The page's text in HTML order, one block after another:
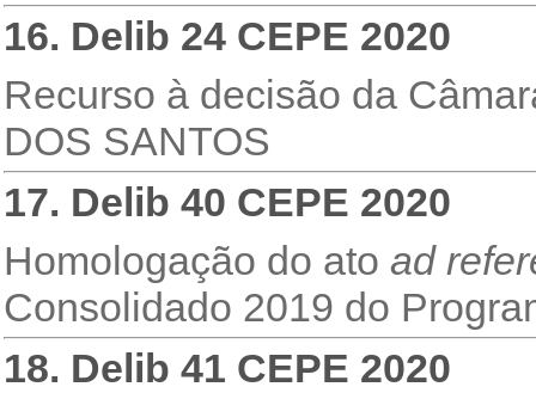
16. Delib 24 CEPE 2020
Recurso à decisão da
DOS SANTOS
17. Delib 40 CEPE 2020
Homologação do ato ad
Consolidado 2019 do
18. Delib 41 CEPE 2020